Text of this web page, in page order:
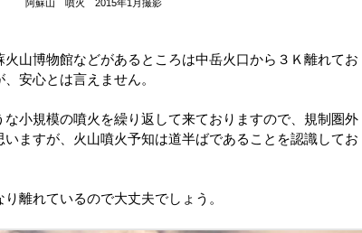
阿蘇山 噴火 2015年1月撮影
山博物館などがあるところは中岳火口から３Ｋ離れてお
安心とは言えません。
小規模の噴火を繰り返して来ておりますので、規制圏外
ますが、火山噴火予知は道半ばであることを認識してお
離れているので大丈夫でしょう。